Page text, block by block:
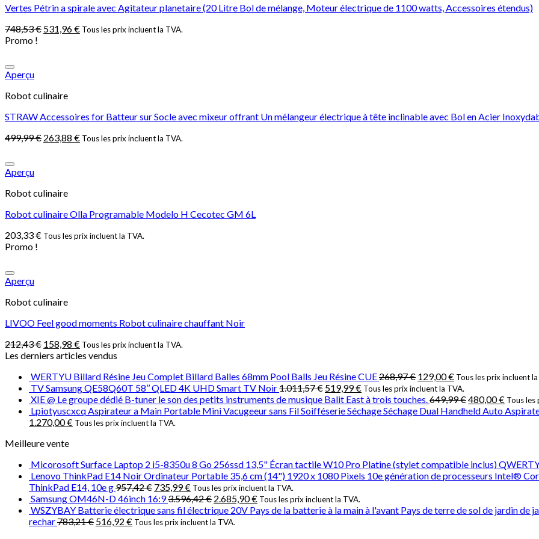
Vertes Pétrin a spirale avec Agitateur planetaire (20 Litre Bol de mélange, Moteur électrique de 1100 watts, Accessoires étendus)
748,53€ 531,96€ Tous les prix incluent la TVA.
Promo !
Aperçu
Robot culinaire
STRAW Accessoires for Batteur sur Socle avec mixeur offrant Un mélangeur électrique à tête inclinable avec Bol en Acier
499,99€ 263,88 € Tous les prix incluent la TVA.
Aperçu
Robot culinaire
Robot culinaire Olla Programable Modelo H Cecotec GM 6L
203,33€ Tous les prix incluent la TVA.
Promo !
Aperçu
Robot culinaire
LIVOO Feel good moments Robot culinaire chauffant Noir
212,43€ 158,98 € Tous les prix incluent la TVA.
Les derniers articles vendus
WERTYU Billard Résine Jeu Complet Billard Balles 68mm Pool Balls Jeu Résine CUE268,97€ 129,00€ Tous les prix incluent la
TV Samsung QE58Q60T 58’’ QLED 4K UHD Smart TV Noir1.011,57€ 519,99€ Tous les prix incluent la TVA.
XIE @ Le groupe dédié B-tuner le son des petits instruments de musique Balit East à trois touches.649,99€480,00€ Tous les
Lpiotyuscxcq Aspirateur a Main Portable Mini Vacugeeur sans Fil Soifféserie Séchage Séchage Dual Handheld Auto
1.270,00€ Tous les prix incluent la TVA.
Meilleure vente
Micorosoft Surface Laptop 2 i5-8350u 8 Go 256ssd 13,5" Écran tactile W10 Pro Platine (stylet compatible inclus)
Lenovo ThinkPad E14 Noir Ordinateur Portable 35,6 cm (14") 1920 x 1080 Pixels 10e génération de processeurs Intel®
ThinkPad E14, 10e g957,42€ 735,99€ Tous les prix incluent la TVA.
Samsung OM46N-D 46inch 16:93.596,42€ 2.685,90€ Tous les prix incluent la TVA.
WSZYBAY Batterie électrique sans fil électrique 20V Pays de la batterie à la main à l'avant Pays de terre de sol de jardin
rechar783,21€ 516,92 € Tous les prix incluent la TVA.